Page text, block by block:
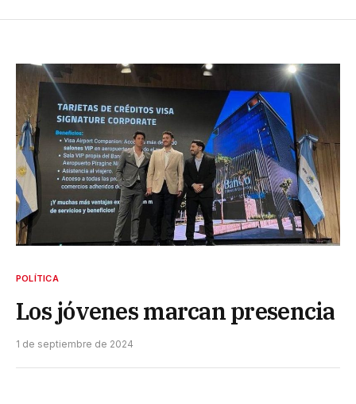
POLÍTICA
Los jóvenes marcan presencia
1 de septiembre de 2024